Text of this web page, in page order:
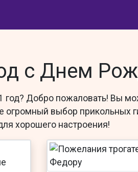
с Днем
Добро пожаловать! Вы
выбор прикольных
хорошего настроения!